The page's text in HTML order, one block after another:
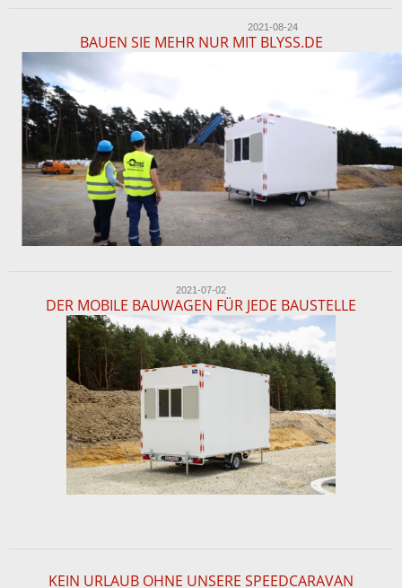
2021-08-24
BAUEN SIE MEHR NUR MIT BLYSS.DE
2021-07-02
DER MOBILE BAUWAGEN FÜR JEDE BAUSTELLE
KEIN URLAUB OHNE UNSERE SPEEDCARAVAN